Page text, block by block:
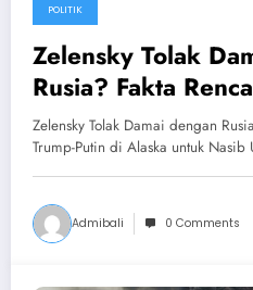
POLITIK
Zelensky Tolak
Rusia? Fakta
Trump-Putin di
Ukraina
Zelensky Tolak Damai dengan
Trump-Putin di Alaska untuk Nasib
Admibali 0 Comments